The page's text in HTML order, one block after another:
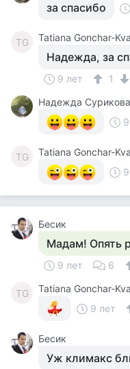
за спасибо
TG Tatiana Gonchar-
Надежда, за
9 лет
1
Надежда Сурикова
TG
Tatiana Gonchar-
Бесик
Мадам! Опять
9 лет 6
TG
Tatiana Gonchar-
9 лет
Бесик
Уж климакс